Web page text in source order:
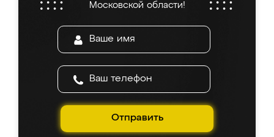
Московской области!
Отправить